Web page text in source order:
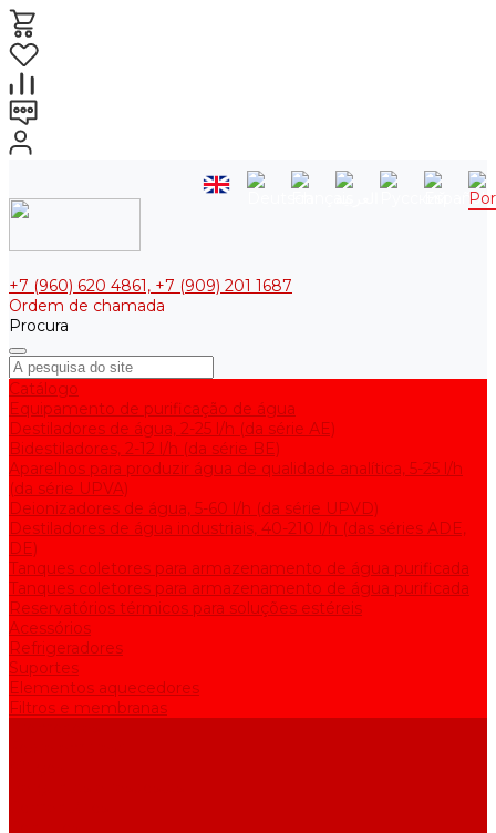
+7 (960) 620 4861, +7 (909) 201 1687
Ordem de chamada
Procura
Catálogo
Equipamento de purificação de água
Destiladores de água, 2-25 l/h (da série АE)
Bidestiladores, 2-12 l/h (da série BE)
Aparelhos para produzir água de qualidade analítica, 5-25 l/h
(da série UPVA)
Deionizadores de água, 5-60 l/h (da série UPVD)
Destiladores de água industriais, 40-210 l/h (das séries ADE,
DE)
Tanques coletores para armazenamento de água purificada
Tanques coletores para armazenamento de água purificada
Reservatórios térmicos para soluções estéreis
Acessórios
Refrigeradores
Suportes
Elementos aquecedores
Filtros e membranas